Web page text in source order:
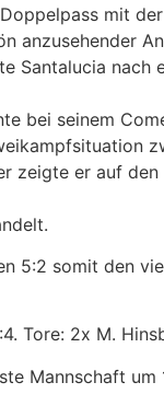
mit
anzusehender
Santalucia
bei seinem
zeigte er auf
5:2 somit den
Tore: 2x M.
Mannschaft